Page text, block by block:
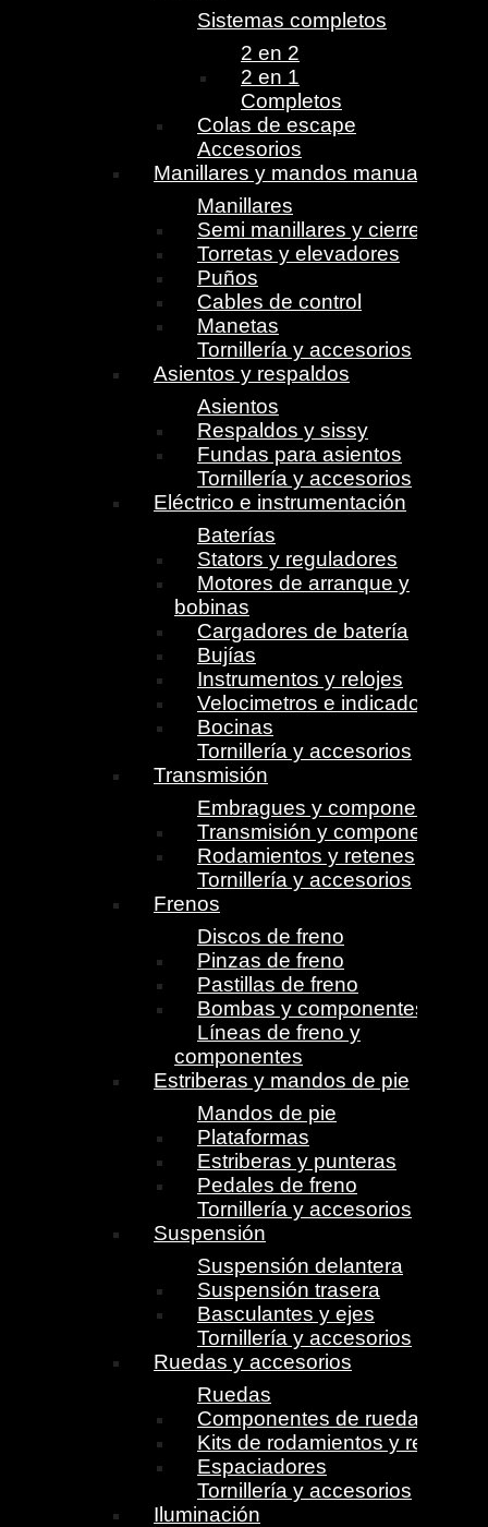
Sistemas completos
2 en 2
2 en 1
Completos
Colas de escape
Accesorios
Manillares y mandos manuales
Manillares
Semi manillares y cierres
Torretas y elevadores
Puños
Cables de control
Manetas
Tornillería y accesorios
Asientos y respaldos
Asientos
Respaldos y sissy
Fundas para asientos
Tornillería y accesorios
Eléctrico e instrumentación
Baterías
Stators y reguladores
Motores de arranque y
bobinas
Cargadores de batería
Bujías
Instrumentos y relojes
Velocimetros e indicadores
Bocinas
Tornillería y accesorios
Transmisión
Embragues y componentes
Transmisión y componentes
Rodamientos y retenes
Tornillería y accesorios
Frenos
Discos de freno
Pinzas de freno
Pastillas de freno
Bombas y componentes
Líneas de freno y
componentes
Estriberas y mandos de pie
Mandos de pie
Plataformas
Estriberas y punteras
Pedales de freno
Tornillería y accesorios
Suspensión
Suspensión delantera
Suspensión trasera
Basculantes y ejes
Tornillería y accesorios
Ruedas y accesorios
Ruedas
Componentes de ruedas
Kits de rodamientos y retenes
Espaciadores
Tornillería y accesorios
Iluminación